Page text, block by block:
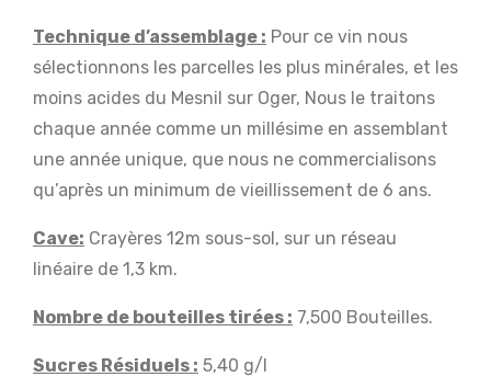
Technique d’assemblage : Pour ce vin nous
sélectionnons les parcelles les plus minérales, et les
moins acides du Mesnil sur Oger, Nous le traitons
chaque année comme un millésime en assemblant
une année unique, que nous ne commercialisons
qu’après un minimum de vieillissement de 6 ans.
Cave: Crayères 12m sous-sol, sur un réseau
linéaire de 1,3 km.
Nombre de bouteilles tirées : 7,500 Bouteilles.
Sucres Résiduels : 5,40 g/l